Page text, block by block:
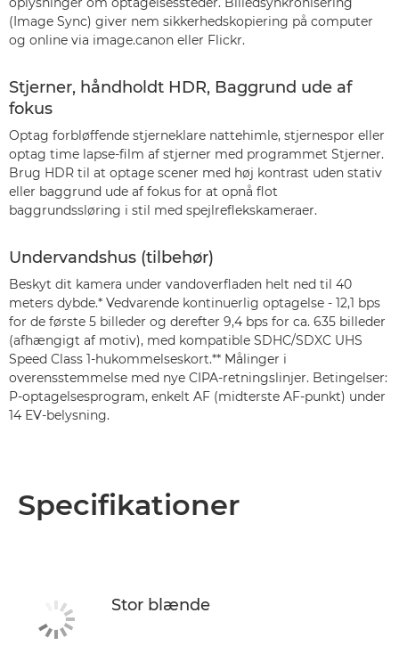
(Image Sync) giver nem sikkerhedskopiering på computer
og online via image.canon eller Flickr.
Stjerner, håndholdt HDR, Baggrund ude af
fokus
Optag forbløffende stjerneklare nattehimle, stjernespor eller
optag time lapse-film af stjerner med programmet Stjerner.
Brug HDR til at optage scener med høj kontrast uden stativ
eller baggrund ude af fokus for at opnå flot
baggrundssløring i stil med spejlreflekskameraer.
Undervandshus (tilbehør)
Beskyt dit kamera under vandoverfladen helt ned til 40
meters dybde.* Vedvarende kontinuerlig optagelse - 12,1 bps
for de første 5 billeder og derefter 9,4 bps for ca. 635 billeder
(afhængigt af motiv), med kompatible SDHC/SDXC UHS
Speed Class 1-hukommelseskort.** Målinger i
overensstemmelse med nye CIPA-retningslinjer. Betingelser:
P-optagelsesprogram, enkelt AF (midterste AF-punkt) under
14 EV-belysning.
Specifikationer
Stor blænde